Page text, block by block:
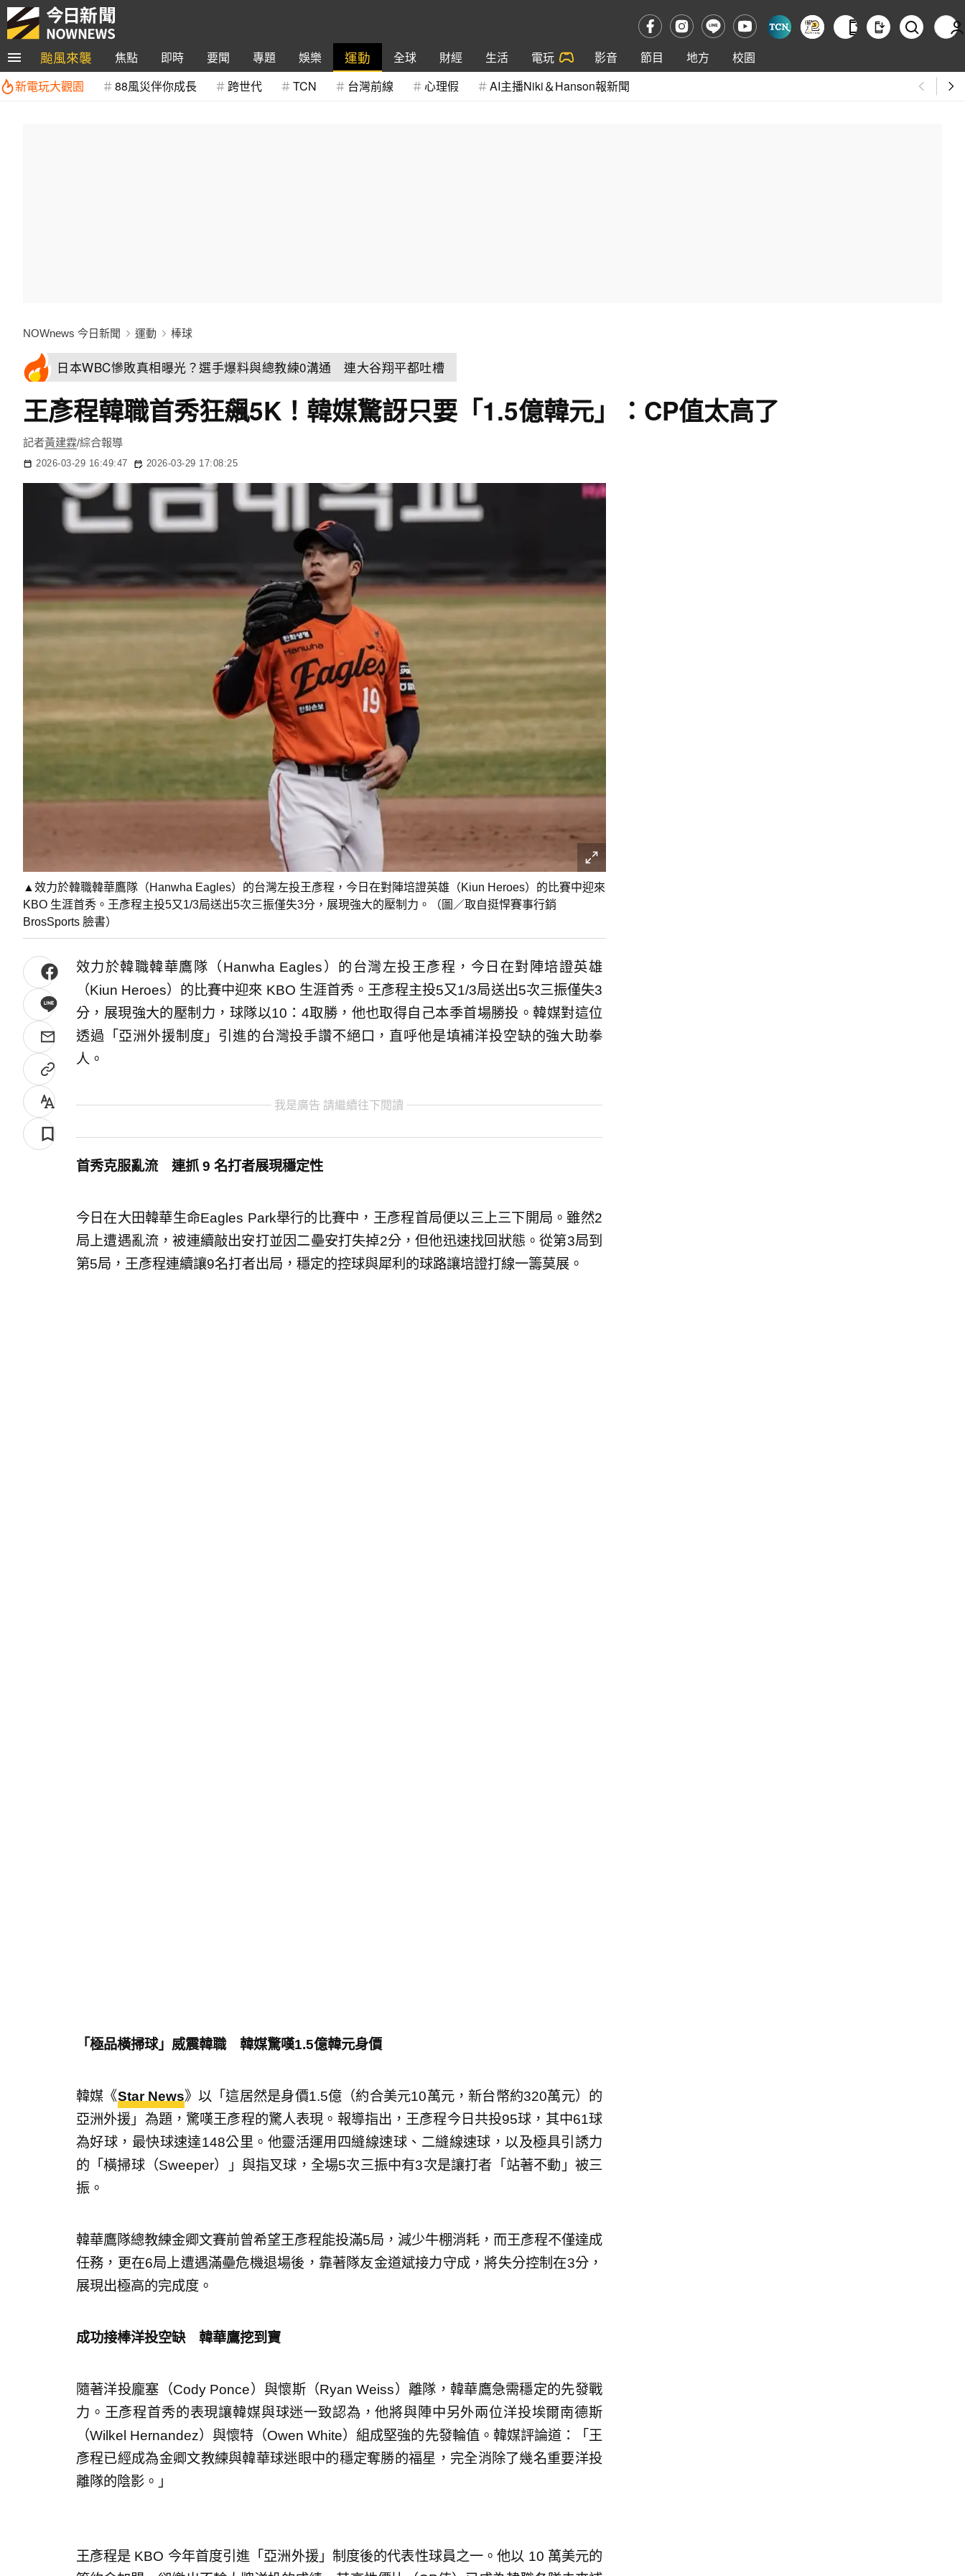
颱風來襲 焦點 即時 要聞 專題 娛樂 運動 全球 財經 生活 電玩 影音 節目 地方
校園
新電玩大觀園
88風災伴你成長 跨世代 TCN 台灣前線 心理假 AI主播Niki＆Hanson報新聞
NOWnews 今日新聞 運動 棒球
日本WBC慘敗真相曝光？選手爆料與總教練0溝通 連大谷翔平都吐槽
王彥程韓職首秀狂飆5K！韓媒驚訝只要「1.5億韓元」：CP值太高了
記者黃建霖/綜合報導
2026-03-29 16:49:47 2026-03-29 17:08:25
▲效力於韓職韓華鷹隊（Hanwha Eagles）的台灣左投王彥程，今日在對陣培證英雄（Kiun Heroes）的比賽中迎來
KBO 生涯首秀。王彥程主投5又1/3局送出5次三振僅失3分，展現強大的壓制力。（圖／取自挺悍賽事行銷
BrosSports 臉書）
效力於韓職韓華鷹隊（Hanwha Eagles）的台灣左投王彥程，今日在對陣培證英雄
（Kiun Heroes）的比賽中迎來 KBO 生涯首秀。王彥程主投5又1/3局送出5次三振僅失3
分，展現強大的壓制力，球隊以10：4取勝，他也取得自己本季首場勝投。韓媒對這位
透過「亞洲外援制度」引進的台灣投手讚不絕口，直呼他是填補洋投空缺的強大助拳
人。
我是廣告 請繼續往下閱讀
首秀克服亂流 連抓 9 名打者展現穩定性
今日在大田韓華生命Eagles Park舉行的比賽中，王彥程首局便以三上三下開局。雖然2
局上遭遇亂流，被連續敲出安打並因二壘安打失掉2分，但他迅速找回狀態。從第3局到
第5局，王彥程連續讓9名打者出局，穩定的控球與犀利的球路讓培證打線一籌莫展。
「極品橫掃球」威震韓職 韓媒驚嘆1.5億韓元身價
韓媒《Star News》以「這居然是身價1.5億（約合美元10萬元，新台幣約320萬元）的
亞洲外援」為題，驚嘆王彥程的驚人表現。報導指出，王彥程今日共投95球，其中61球
為好球，最快球速達148公里。他靈活運用四縫線速球、二縫線速球，以及極具引誘力
的「橫掃球（Sweeper）」與指叉球，全場5次三振中有3次是讓打者「站著不動」被三
振。
韓華鷹隊總教練金卿文賽前曾希望王彥程能投滿5局，減少牛棚消耗，而王彥程不僅達成
任務，更在6局上遭遇滿壘危機退場後，靠著隊友金道斌接力守成，將失分控制在3分，
展現出極高的完成度。
成功接棒洋投空缺 韓華鷹挖到寶
隨著洋投龐塞（Cody Ponce）與懷斯（Ryan Weiss）離隊，韓華鷹急需穩定的先發戰
力。王彥程首秀的表現讓韓媒與球迷一致認為，他將與陣中另外兩位洋投埃爾南德斯
（Wilkel Hernandez）與懷特（Owen White）組成堅強的先發輪值。韓媒評論道：「王
彥程已經成為金卿文教練與韓華球迷眼中的穩定奪勝的福星，完全消除了幾名重要洋投
離隊的陰影。」
王彥程是 KBO 今年首度引進「亞洲外援」制度後的代表性球員之一。他以 10 萬美元的